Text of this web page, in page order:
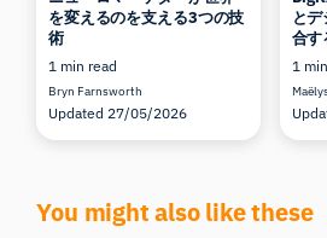
を変えるのを支える3つの技
術
1 min read
Bryn Farnsworth
Updated 27/05/2026
と
合す
1
You might also like these